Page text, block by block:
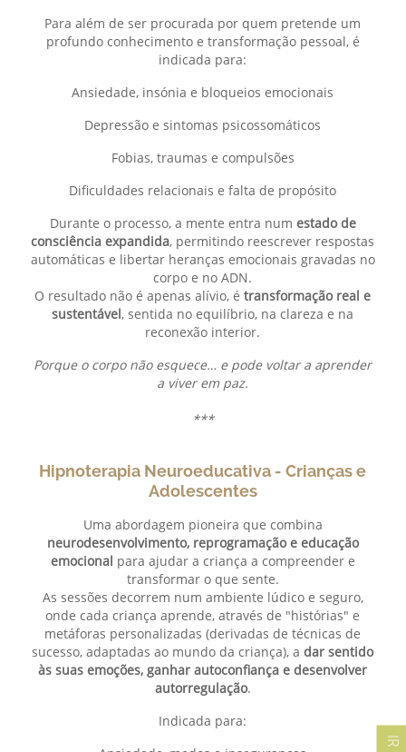
Para além de ser procurada por quem pretende um
profundo conhecimento e transformação pessoal, é
indicada para:
Ansiedade, insónia e bloqueios emocionais
Depressão e sintomas psicossomáticos
Fobias, traumas e compulsões
Dificuldades relacionais e falta de propósito
Durante o processo, a mente entra num estado de
consciência expandida, permitindo reescrever respostas
automáticas e libertar heranças emocionais gravadas no
corpo e no ADN.
O resultado não é apenas alívio, étransformação real e
sustentável, sentida no equilíbrio, na clareza e na
reconexão interior.
Porque o corpo não esquece… e pode voltar a aprender
a viver em paz.
***
Hipnoterapia Neuroeducativa - Crianças e
Adolescentes
Uma abordagem pioneira que combina
neurodesenvolvimento, reprogramação e educação
emocional para ajudar a criança a compreender e
transformar o que sente.
As sessões decorrem num ambiente lúdico e seguro,
onde cada criança aprende, através de "histórias" e
metáforas personalizadas (derivadas de técnicas de
sucesso, adaptadas ao mundo da criança), adar sentido
às suas emoções, ganhar autoconfiança e desenvolver
autorregulação.
Indicada para: